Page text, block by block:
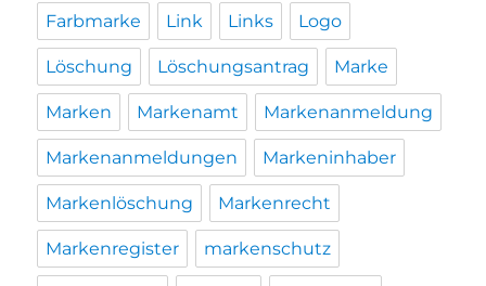
Farbmarke Link Links Logo
Löschung Löschungsantrag Marke
Marken Markenamt Markenanmeldung
Markenanmeldungen Markeninhaber
Markenlöschung Markenrecht
Markenregister markenschutz